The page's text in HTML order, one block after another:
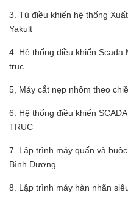
3. Tủ điều khiển hệ thống
Yakult
4. Hệ thống điều khiển Scada
trục
5, Máy cắt nẹp nhôm theo
6. Hệ thống điều khiển
TRỤC
7. Lập trình máy quấn và
Bình Dương
8. Lập trình máy hàn nhãn